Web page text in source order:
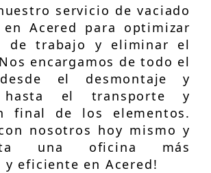
servicio de vaciado
Acered para optimizar
de trabajo y eliminar el
encargamos de todo el
el desmontaje y
hasta el transporte y
final de los elementos.
nosotros hoy mismo y
una oficina más
y eficiente en Acered!